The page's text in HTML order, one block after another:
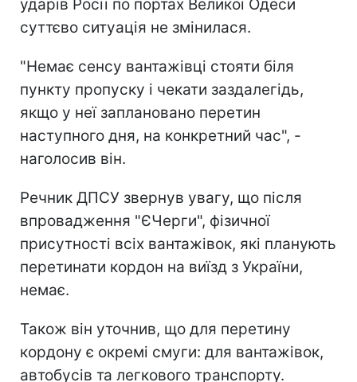
ударів Росії по портах Великої Одеси
суттєво ситуація не змінилася.
"Немає сенсу вантажівці стояти біля
пункту пропуску і чекати заздалегідь,
якщо у неї заплановано перетин
наступного дня, на конкретний час", -
наголосив він.
Речник ДПСУ звернув увагу, що після
впровадження "ЄЧерги", фізичної
присутності всіх вантажівок, які планують
перетинати кордон на виїзд з України,
немає.
Також він уточнив, що для перетину
кордону є окремі смуги: для вантажівок,
автобусів та легкового транспорту.